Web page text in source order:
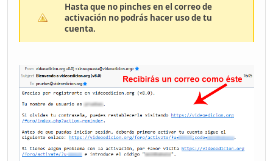
Hasta que no pinches en el correo de
activación no podrás hacer uso de tu
cuenta.